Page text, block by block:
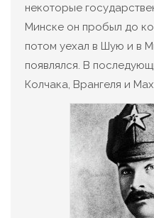
некоторые
Минске он пробыл до
потом уехал в Шую и в
появлялся. В
Колчака, Врангеля и